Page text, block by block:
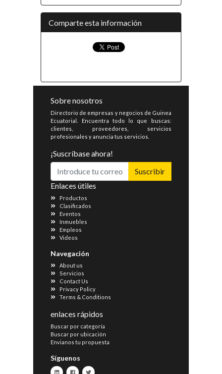
Comparte esta información
Sobre nosotros
Directorio de empresas y negocios de Guinea
Ecuatorial. Encuentra todo lo que buscas:
clientes, proveedores, servicios
profesionales y anuncia tus servicios.
¡Suscríbase ahora!
Suscribir
Enlaces útiles
Productos
Clasificados
Eventos
Inmuebles
Empleos
Videos
Navegación
About us
Servicios
Contact Us
Privacy Policy
Terms & Conditions
enlaces rápidos
Buscar por categoría
Buscar por ubicación
Envianos tu propuesta
Síguenos